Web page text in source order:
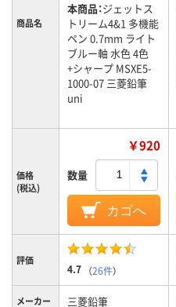
商品名
本商品：ジェットス
トリーム4&1 多機能
ペン 0.7mm ライト
ブルー軸 水色 4色
+シャープ MSXE5-
1000-07 三菱鉛筆
uni
価格
(税込)
￥920
数量
カゴへ
評価
4.7 （26件）
メーカー 三菱鉛筆